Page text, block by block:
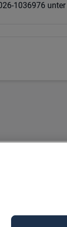
1036976 unter